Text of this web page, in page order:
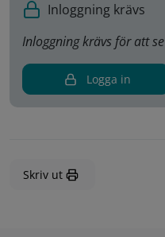
Inloggning krävs
Inloggning krävs för att
Logga in
Skriv ut